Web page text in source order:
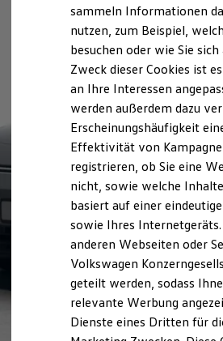
Reichweite
Reichweite der ID.
Reichweite im Winter
Laden
Laden unterwegs
Laden Zuhause
Ladezeitensimulator
Batterie
Sicherheit
Garantie und
Nachhaltigkeit
Technologie
Kosten und Kauf
Verbrauchskosten
Kaufoptionen
E-Auto-Förderung
Software und Konnektivität
Die ID. Software 6
ID. Software
Digitale Extras
Schnittstellen zu
sammeln Informationen
nutzen, zum Beispiel,
besuchen oder wie Sie
Zweck dieser Cookies ist
an Ihre Interessen
werden außerdem dazu
Erscheinungshäufigkeit
Effektivität von
registrieren, ob Sie eine
nicht, sowie welche
basiert auf einer
sowie Ihres
anderen Webseiten oder
Volkswagen
geteilt werden, sodass
relevante Werbung
Dienste eines Dritten für